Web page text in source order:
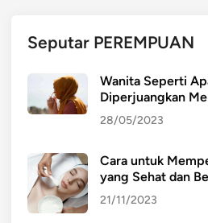
Seputar PEREMPUAN
Wanita Seperti
Diperjuangkan
28/05/2023
Cara untuk
yang Sehat dan
21/11/2023